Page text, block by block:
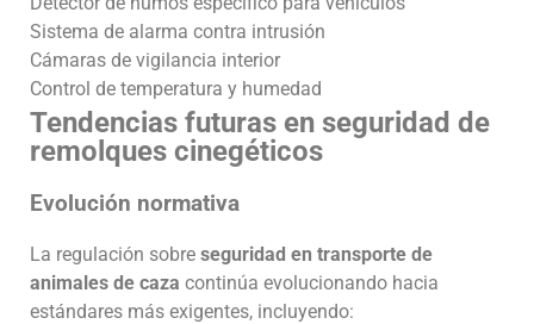
Sistema de alarma contra intrusión
Cámaras de vigilancia interior
Control de temperatura y humedad
Tendencias futuras en seguridad de
remolques cinegéticos
Evolución normativa
La regulación sobre seguridad en transporte de
animales de caza continúa evolucionando hacia
estándares más exigentes, incluyendo: